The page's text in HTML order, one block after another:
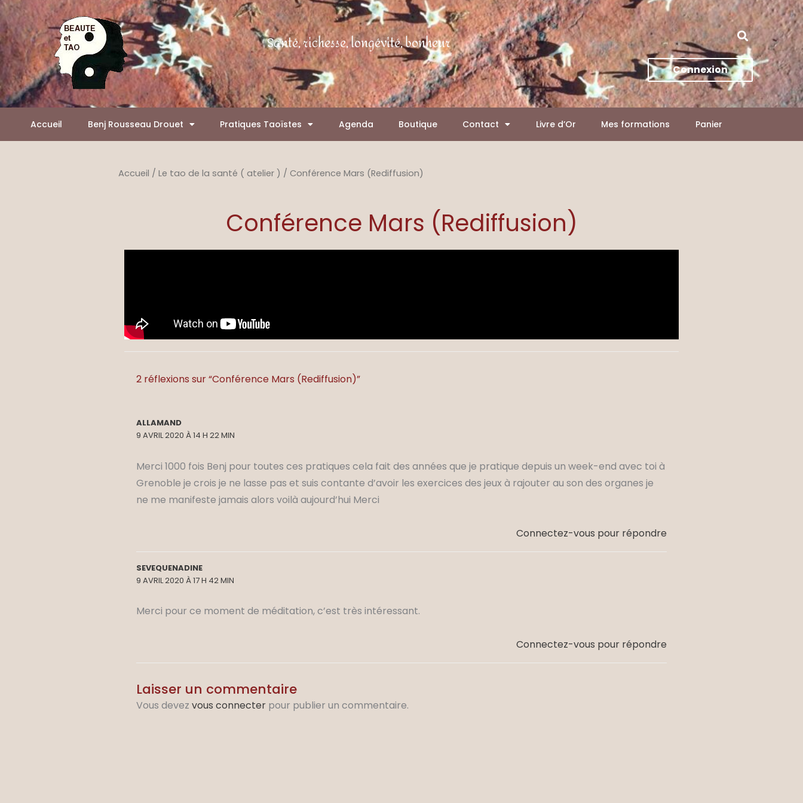
Aller
au
contenu
Santé, richesse, longévité, bonheur
Connexion
Accueil Benj Rousseau Drouet Pratiques Taoïstes Agenda Boutique Contact Livre d’Or Mes formations Panier
Accueil /Le tao de la santé ( atelier ) / Conférence Mars (Rediffusion)
Conférence Mars (Rediffusion)
2 réflexions sur “Conférence Mars (Rediffusion)”
ALLAMAND
9 AVRIL 2020 À 14 H 22 MIN
Merci 1000 fois Benj pour toutes ces pratiques cela fait des années que je pratique depuis un week-end avec toi à
Grenoble je crois je ne lasse pas et suis contante d’avoir les exercices des jeux à rajouter au son des organes je
ne me manifeste jamais alors voilà aujourd’hui Merci
Connectez-vous pour répondre
SEVEQUENADINE
9 AVRIL 2020 À 17 H 42 MIN
Merci pour ce moment de méditation, c’est très intéressant.
Connectez-vous pour répondre
Laisser un commentaire
Vous devezvous connecter pour publier un commentaire.
Panneau de gestion des cookies